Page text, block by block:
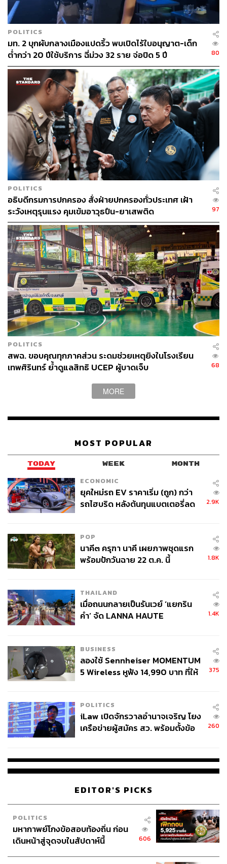
POLITICS
มท. 2 บุกผับกลางเมืองแปดริ้ว พบเปิดไร้ใบอนุญาต-เด็ก
ต่ำกว่า 20 ปีใช้บริการ ฉี่ม่วง 32 ราย จ่อปิด 5 ปี
80
POLITICS
อธิบดีกรมการปกครอง สั่งฝ่ายปกครองทั่วประเทศ เฝ้า
ระวังเหตุรุนแรง คุมเข้มอาวุธปืน-ยาเสพติด
97
POLITICS
สพฉ. ขอบคุณทุกภาคส่วน ระดมช่วยเหตุยิงในโรงเรียน
เทพศิรินทร์ ย้ำดูแลสิทธิ UCEP ผู้บาดเจ็บ
68
MORE
MOST POPULAR
TODAY WEEK MONTH
ECONOMIC
ยุคใหม่รถ EV ราคาเริ่ม (ถูก) กว่า
รถไฮบริด หลังต้นทุนแบตเตอรี่ลด
2.9K
POP
นาคี๓ ครุฑา นาคี เผยภาพชุดแรก
พร้อมปักวันฉาย 22 ต.ค. นี้
1.8K
THAILAND
เมื่อถนนกลายเป็นรันเวย์ ‘แยกริน
คำ’ จัด LANNA HAUTE
1.4K
BUSINESS
ลองใช้ Sennheiser MOMENTUM
5 Wireless หูฟัง 14,990 บาท ที่ให้
375
POLITICS
iLaw เปิดจักรวาลอำนาจเจริญ โยง
เครือข่ายผู้สมัคร สว. พร้อมตั้งข้อ
260
EDITOR'S PICKS
POLITICS
มหากาพย์โกงข้อสอบท้องถิ่น ก่อน
เดินหน้าสู่จุดจบในสัปดาห์นี้
606